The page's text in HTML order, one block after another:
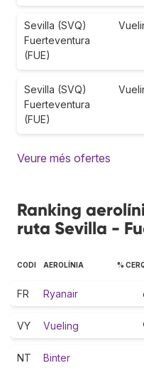
Sevilla (SVQ)
Fuerteventura
(FUE)
Sevilla (SVQ)
Fuerteventura
(FUE)
Veure més ofertes
Ranking
ruta Sevilla -
CODI AEROLÍNIA %
FR Ryanair
VY Vueling
NT Binter